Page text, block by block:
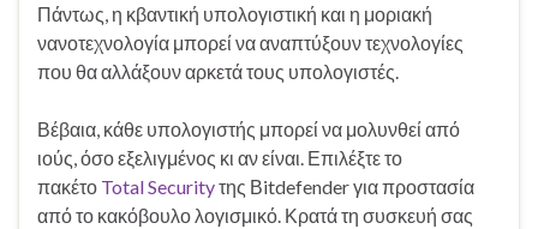
Πάντως, η κβαντική υπολογιστική και η μοριακή
νανοτεχνολογία μπορεί να αναπτύξουν τεχνολογίες
που θα αλλάξουν αρκετά τους υπολογιστές.
Βέβαια, κάθε υπολογιστής μπορεί να μολυνθεί από
ιούς, όσο εξελιγμένος κι αν είναι. Επιλέξτε το
πακέτο Total Securityτης Βitdefender για προστασία
από το κακόβουλο λογισμικό. Κρατά τη συσκευή σας